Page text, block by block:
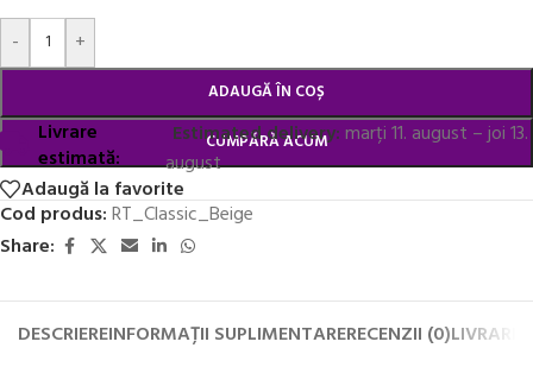
-
+
ADAUGĂ ÎN COȘ
CUMPĂRĂ ACUM
Alternative:
Livrare
estimată:
Estimated delivery:marți 11. august – joi 13.
august
Adaugă la favorite
Cod produs:RT_Classic_Beige
Share:
DESCRIEREINFORMAȚII SUPLIMENTARERECENZII (0)LIVRARE